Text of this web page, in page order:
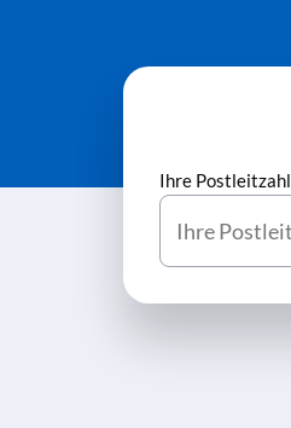
Ihre Postleitzahl